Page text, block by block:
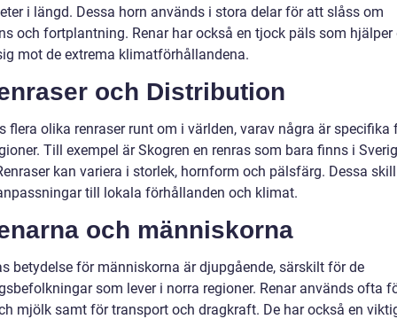
i längd. Dessa horn används i stora delar för att slåss om
och fortplantning. Renar har också en tjock päls som hjälper
mot de extrema klimatförhållandena.
och Distribution
flera olika renraser runt om i världen, varav några är specifika
Till exempel är Skogren en renras som bara finns i
kan variera i storlek, hornform och pälsfärg. Dessa
till lokala förhållanden och klimat.
och människorna
betydelse för människorna är djupgående, särskilt för de
som lever i norra regioner. Renar används ofta
mjölk samt för transport och dragkraft. De har också en